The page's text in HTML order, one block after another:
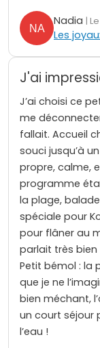
Nadia |
Les
J'ai
J’ai choisi ce
me
fallait. Accueil
souci jusqu’à
propre, calme,
programme
la plage,
spéciale pour
pour flâner au
parlait très
Petit bémol : la
que je ne
bien méchant,
un court séjour
l’eau !